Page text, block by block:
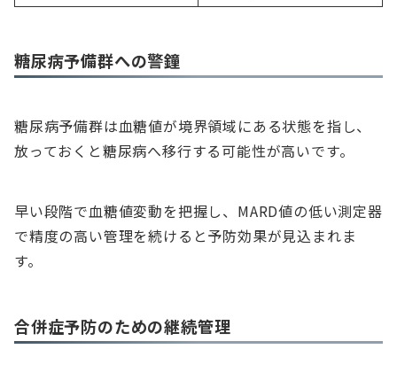
糖尿病予備群への警鐘
糖尿病予備群は血糖値が境界領域にある状態を指し、
放っておくと糖尿病へ移行する可能性が高いです。
早い段階で血糖値変動を把握し、MARD値の低い測定器
で精度の高い管理を続けると予防効果が見込まれま
す。
合併症予防のための継続管理